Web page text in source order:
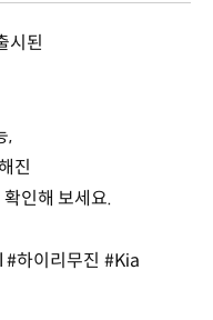
시된
,
진
인해 보세요.
하이리무진 #Kia